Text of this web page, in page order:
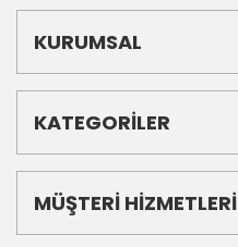
KURUMSAL
KATEGORİLER
MÜŞTERİ HİZMETLERİ